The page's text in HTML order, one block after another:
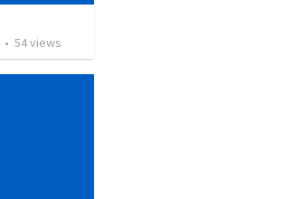
• 54views